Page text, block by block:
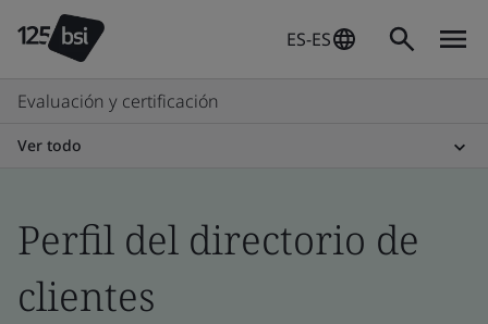
ES-ES
Evaluación y certificación
Ver todo
Perfil del directorio de
clientes